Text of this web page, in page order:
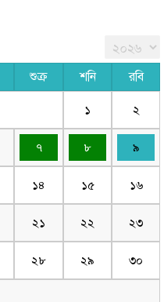
শুক্র শনি রবি
১ ২
৭ ৮ ৯
১৪ ১৫ ১৬
২১ ২২ ২৩
২৮ ২৯ ৩০